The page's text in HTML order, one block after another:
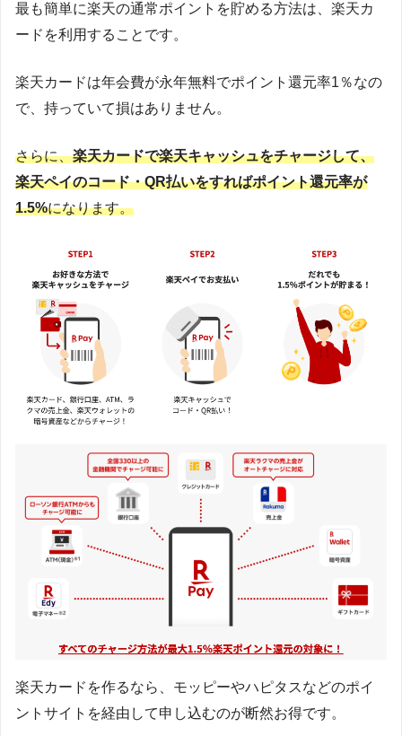
最も簡単に楽天の通常ポイントを貯める方法は、楽天カ
ードを利用することです。
楽天カードは年会費が永年無料でポイント還元率1％なの
で、持っていて損はありません。
さらに、楽天カードで楽天キャッシュをチャージして、
楽天ペイのコード・QR払いをすればポイント還元率が
1.5%になります。
楽天カードを作るなら、モッピーやハピタスなどのポイ
ントサイトを経由して申し込むのが断然お得です。